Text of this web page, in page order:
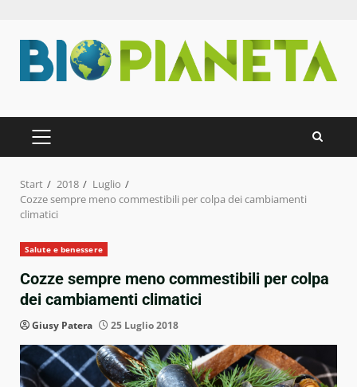
Inhalt
springen
PRIMÄRES
MENÜ
Start 2018
Luglio
Cozze sempre meno commestibili per colpa dei cambiamenti
climatici
Salute e benessere
Cozze sempre meno commestibili per colpa
dei cambiamenti climatici
Giusy Patera 25 Luglio 2018